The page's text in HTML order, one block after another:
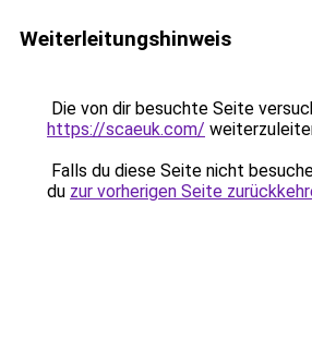
Weiterleitungshinweis
Die von dir besuchte Seite
https://scaeuk.com/
Falls du diese Seite nicht
du zur vorherigen Seite